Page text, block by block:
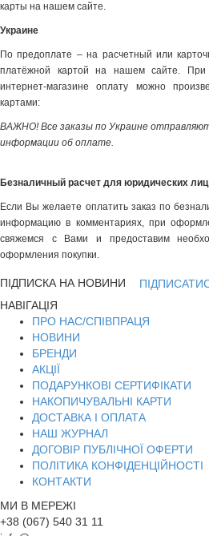
карты на нашем сайте.
Украине
По предоплате – на расчетный или
платёжной картой на нашем сайте.
интернет-магазине оплату можно
картами:
ВАЖНО! Все заказы по Украине
информации об оплате.
Безналичный расчет для юридических лиц
Если Вы желаете оплатить заказ по
информацию в комментариях, при
свяжемся с Вами и предоставим
оформления покупки.
ПІДПИСКА НА НОВИНИ
НАВІГАЦІЯ
ПРО НАС/СПІВПРАЦЯ
НОВИНИ
БРЕНДИ
АКЦІЇ
ПОДАРУНКОВІ СЕРТИФІКАТИ
НАКОПИЧУВАЛЬНІ КАРТИ
ДОСТАВКА І ОПЛАТА
НАШ ЖУРНАЛ
ДОГОВІР ПУБЛІЧНОЇ ОФЕРТИ
ПОЛІТИКА КОНФІДЕНЦІЙНОСТІ
КОНТАКТИ
МИ В МЕРЕЖІ
+38 (067) 540 31 11